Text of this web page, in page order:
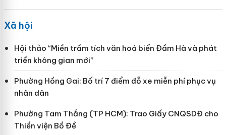
Xã hội
Hội thảo “Miền trầm tích văn hoá biển Đầm Hà và phát
triển không gian mới”
Phường Hồng Gai: Bố trí 7 điểm đỗ xe miễn phí phục vụ
nhân dân
Phường Tam Thắng (TP HCM): Trao Giấy CNQSDĐ cho
Thiền viện Bồ Đề